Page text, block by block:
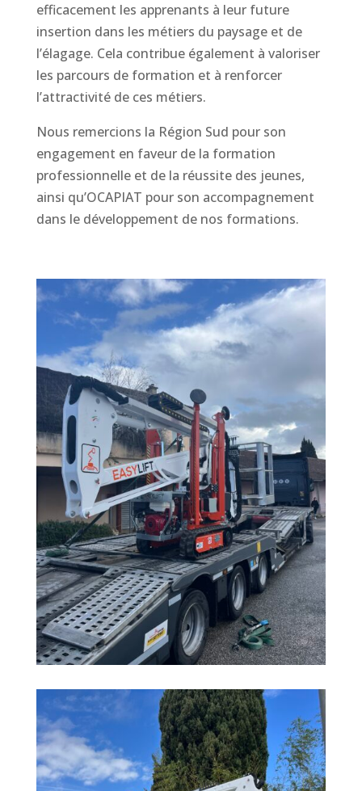
efficacement les apprenants à leur future
insertion dans les métiers du paysage et de
l’élagage. Cela contribue également à valoriser
les parcours de formation et à renforcer
l’attractivité de ces métiers.
Nous remercions la Région Sud pour son
engagement en faveur de la formation
professionnelle et de la réussite des jeunes,
ainsi qu’OCAPIAT pour son accompagnement
dans le développement de nos formations.